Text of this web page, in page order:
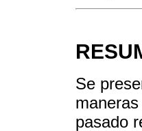
Se
pasado